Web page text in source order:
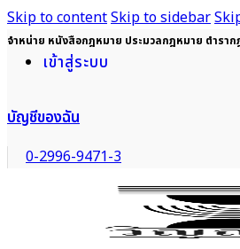
Skip to contentSkip to sidebar
จำหน่าย หนังสือกฎหมาย ประมวลกฎหมาย ตำรา
เข้าสู่ระบบ
บัญชีของฉัน
0-2996-9471-3